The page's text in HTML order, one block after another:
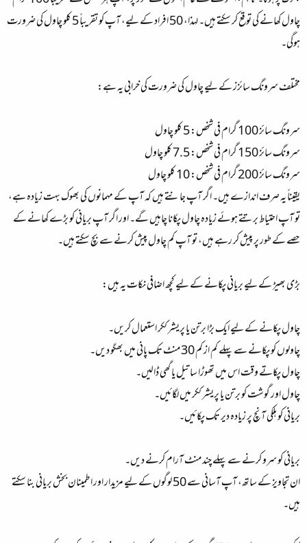
چاول کھانے کی توقع کر سکتے ہیں۔ لہذا، 50 افراد کے لیے، آپ کو تقریباً 5 کلو چاول کی ضرورت
ہوگی۔
مختلف سرونگ سائزز کے لیے چاول کی ضرورت کی خرابی یہ ہے:
سرونگ سائز 100 گرام فی شخص: 5 کلو چاول
سرونگ سائز 150 گرام فی شخص: 7.5 کلو چاول
سرونگ سائز 200 گرام فی شخص: 10 کلو چاول
یقیناً یہ صرف اندازے ہیں۔ اگر آپ جانتے ہیں کہ آپ کے مہمانوں کی بھوک بہت زیادہ ہے،
تو آپ احتیاط برتتے ہوئے زیادہ چاول پکانا چاہیں گے۔ اور اگر آپ بریانی کو بڑے کھانے کے
حصے کے طور پر پیش کر رہے ہیں، تو آپ کم چاول پیش کرنے سے بچ سکتے ہیں۔
بڑی بھیڑ کے لیے بریانی پکانے کے لیے کچھ اضافی نکات یہ ہیں:
چاول پکانے کے لیے ایک بڑا برتن یا پریشر ککر استعمال کریں۔
چاولوں کو پکانے سے پہلے کم از کم 30 منٹ تک پانی میں بھگو دیں۔
چاول پکاتے وقت اس میں تھوڑا سا تیل یا گھی ڈالیں۔
چاول اور گوشت کو برتن یا پریشر ککر میں لگائیں۔
بریانی کو ہلکی آنچ پر زیادہ دیر تک پکائیں۔
بریانی کو سرو کرنے سے پہلے چند منٹ آرام کرنے دیں۔
ان تجاویز کے ساتھ، آپ آسانی سے 50 لوگوں کے لیے مزیدار اور اطمینان بخش بریانی بنا سکتے
ہیں۔